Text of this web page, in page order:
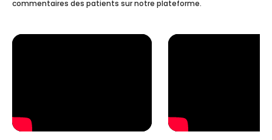
commentaires des patients sur notre plateforme.